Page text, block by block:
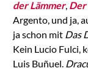
der Lämmer, Der
Argento, und ja,
ja schon mit Das
Kein Lucio Fulci,
Luis Buñuel.